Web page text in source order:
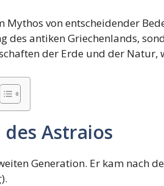
Mythos von entscheidender
des antiken Griechenlands,
der Erde und der Natur,
Astraios
Generation. Er kam nach
).